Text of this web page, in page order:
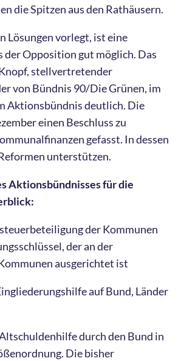
die Spitzen aus den Rathäusern.
Lösungen vorlegt, ist eine
der Opposition gut möglich. Das
stellvertretender
von Bündnis 90/Die Grünen, im
Aktionsbündnis deutlich. Die
einen Beschluss zu
gefasst. In dessen
unterstützen.
Aktionsbündnisses für die
der Kommunen
der an der
ausgerichtet ist
auf Bund, Länder
durch den Bund in
Die bisher